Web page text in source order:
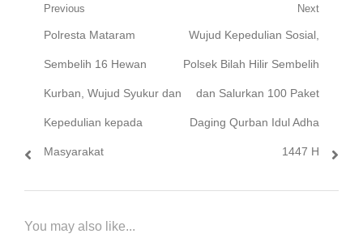
Navigasi
pos
Previous
Previous
post:
Polresta Mataram
Sembelih 16 Hewan
Kurban, Wujud Syukur dan
Kepedulian kepada
Masyarakat
Next
Next
post:
Wujud Kepedulian Sosial,
Polsek Bilah Hilir Sembelih
dan Salurkan 100 Paket
Daging Qurban Idul Adha
1447 H
You may also like...